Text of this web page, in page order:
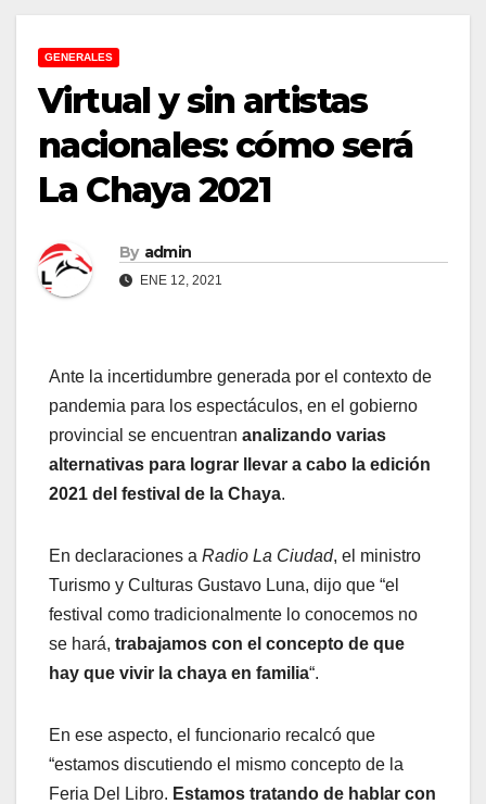
GENERALES
Virtual y sin artistas
nacionales: cómo será
La Chaya 2021
By admin
ENE 12, 2021
Ante la incertidumbre generada por el contexto de
pandemia para los espectáculos, en el gobierno
provincial se encuentran analizando varias
alternativas para lograr llevar a cabo la edición
2021 del festival de la Chaya.
En declaraciones a Radio La Ciudad, el ministro
Turismo y Culturas Gustavo Luna, dijo que “el
festival como tradicionalmente lo conocemos no
se hará, trabajamos con el concepto de que
hay que vivir la chaya en familia“.
En ese aspecto, el funcionario recalcó que
“estamos discutiendo el mismo concepto de la
Feria Del Libro. Estamos tratando de hablar con